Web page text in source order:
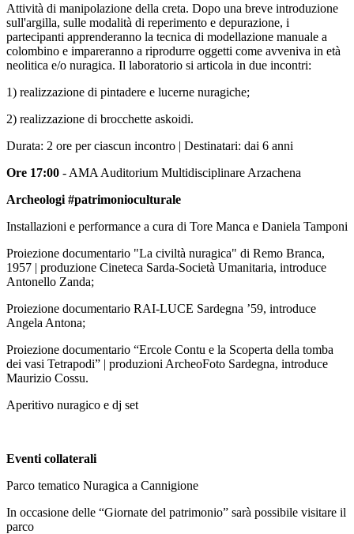
Attività di manipolazione della creta. Dopo una breve introduzione
sull'argilla, sulle modalità di reperimento e depurazione, i
partecipanti apprenderanno la tecnica di modellazione manuale a
colombino e impareranno a riprodurre oggetti come avveniva in età
neolitica e/o nuragica. Il laboratorio si articola in due incontri:
1) realizzazione di pintadere e lucerne nuragiche;
2) realizzazione di brocchette askoidi.
Durata: 2 ore per ciascun incontro | Destinatari: dai 6 anni
Ore 17:00 - AMA Auditorium Multidisciplinare Arzachena
Archeologi #patrimonioculturale
Installazioni e performance a cura di Tore Manca e Daniela Tamponi
Proiezione documentario "La civiltà nuragica" di Remo Branca,
1957 | produzione Cineteca Sarda-Società Umanitaria, introduce
Antonello Zanda;
Proiezione documentario RAI-LUCE Sardegna ’59, introduce
Angela Antona;
Proiezione documentario “Ercole Contu e la Scoperta della tomba
dei vasi Tetrapodi” | produzioni ArcheoFoto Sardegna, introduce
Maurizio Cossu.
Aperitivo nuragico e dj set
Eventi collaterali
Parco tematico Nuragica a Cannigione
In occasione delle “Giornate del patrimonio” sarà possibile visitare il
parco